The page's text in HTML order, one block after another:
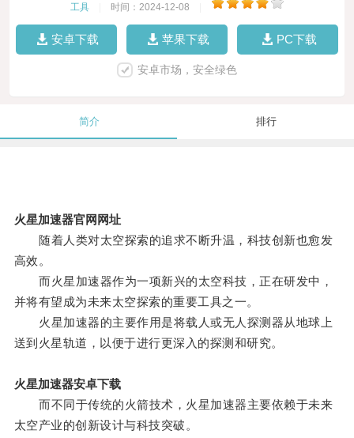
工具 时间：2024-12-08
安卓下载 苹果下载 PC下载
安卓市场，安全绿色
简介 排行
火星加速器官网网址
随着人类对太空探索的追求不断升温，科技创新也愈发
高效。
而火星加速器作为一项新兴的太空科技，正在研发中，
并将有望成为未来太空探索的重要工具之一。
火星加速器的主要作用是将载人或无人探测器从地球上
送到火星轨道，以便于进行更深入的探测和研究。
火星加速器安卓下载
而不同于传统的火箭技术，火星加速器主要依赖于未来
太空产业的创新设计与科技突破。